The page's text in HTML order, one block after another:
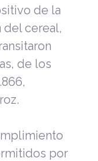
de la
del cereal,
de los
por